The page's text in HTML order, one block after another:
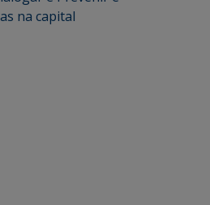
na capital